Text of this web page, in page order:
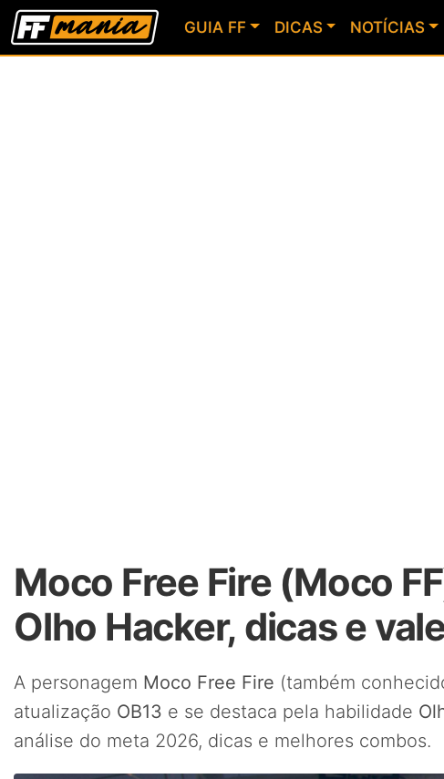
GUIA FF DICAS NOTÍCIAS
Moco Free Fire (Moco
Olho Hacker, dicas e
A personagem Moco Free Fire (também
atualização OB13 e se destaca pela habilidade
análise do meta 2026, dicas e melhores combos.